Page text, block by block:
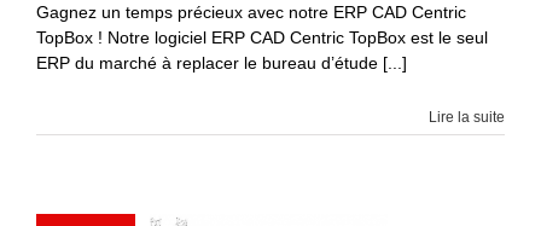
Gagnez un temps précieux avec notre ERP CAD Centric
TopBox ! Notre logiciel ERP CAD Centric TopBox est le seul
ERP du marché à replacer le bureau d’étude [...]
Lire la suite